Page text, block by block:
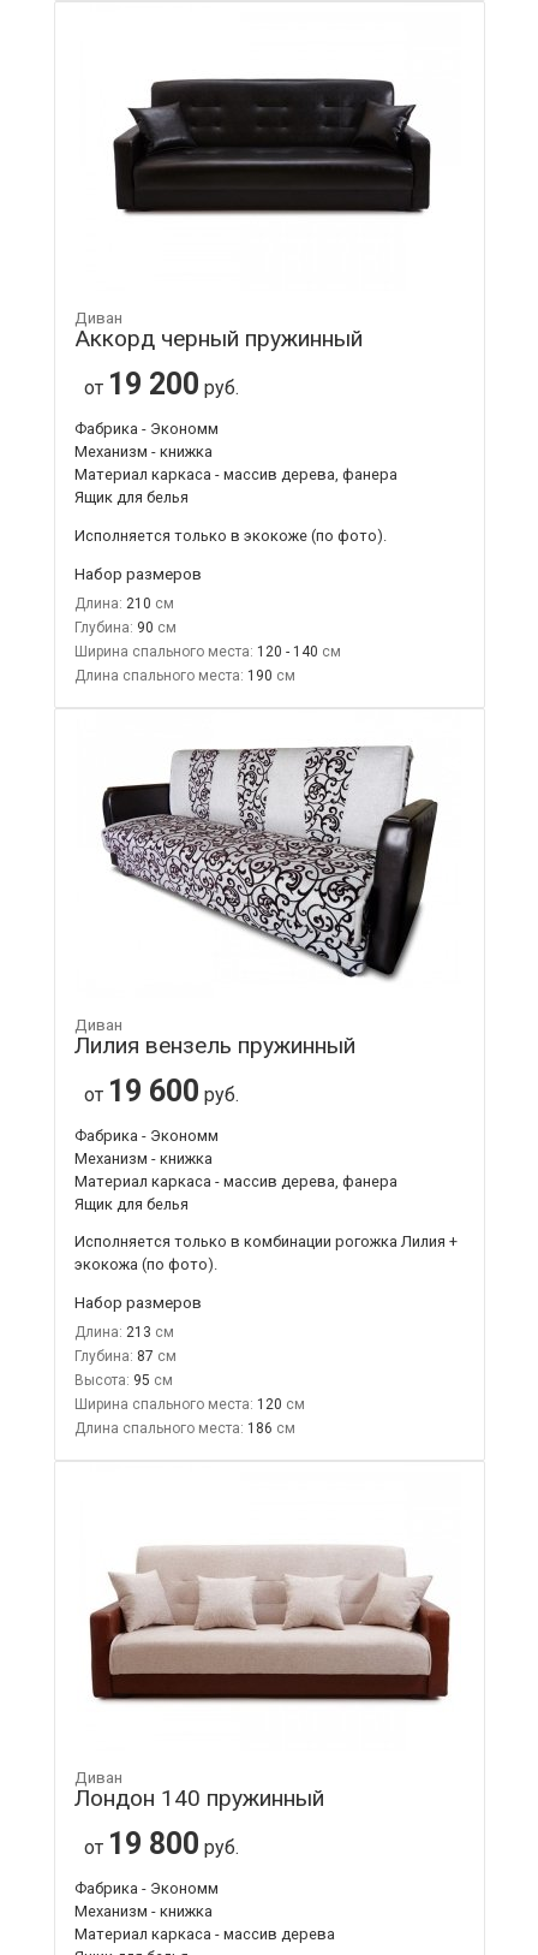
Диван
Аккорд черный пружинный
от 19 200 руб.
Фабрика - Экономм
Механизм - книжка
Материал каркаса - массив дерева, фанера
Ящик для белья
Исполняется только в экокоже (по фото).
Набор размеров
Длина: 210
Глубина: 90
Ширина спального места: 120 - 140
Длина спального места: 190
Диван
Лилия вензель пружинный
от 19 600 руб.
Фабрика - Экономм
Механизм - книжка
Материал каркаса - массив дерева, фанера
Ящик для белья
Исполняется только в комбинации рогожка Лилия +
экокожа (по фото).
Набор размеров
Длина: 213
Глубина: 87
Высота: 95
Ширина спального места: 120
Длина спального места: 186
Диван
Лондон 140 пружинный
от 19 800 руб.
Фабрика - Экономм
Механизм - книжка
Материал каркаса - массив дерева